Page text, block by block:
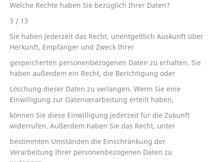
Welche Rechte haben Sie bezüglich Ihrer Daten?
3 / 13
Sie haben jederzeit das Recht, unentgeltlich Auskunft über
Herkunft, Empfänger und Zweck Ihrer
gespeicherten personenbezogenen Daten zu erhalten. Sie
haben außerdem ein Recht, die Berichtigung oder
Löschung dieser Daten zu verlangen. Wenn Sie eine
Einwilligung zur Datenverarbeitung erteilt haben,
können Sie diese Einwilligung jederzeit für die Zukunft
widerrufen. Außerdem haben Sie das Recht, unter
bestimmten Umständen die Einschränkung der
Verarbeitung Ihrer personenbezogenen Daten zu